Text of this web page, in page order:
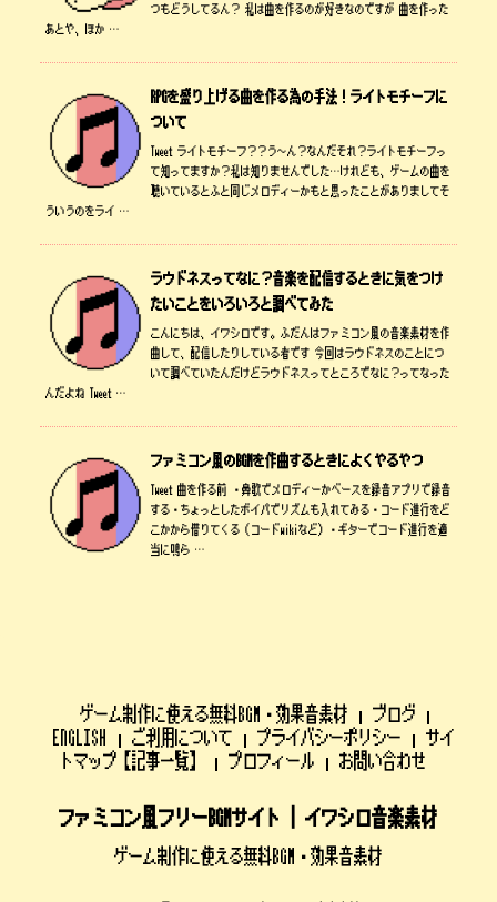
つもどうしてるん？ 私は曲を作るのが好きなのですが 曲を作った
あとや、ほか …
RPGを盛り上げる曲を作る為の手法！ライトモチーフに
ついて
Tweet ライトモチーフ？？う～ん？なんだそれ？ライトモチーフっ
て知ってますか？私は知りませんでした…けれども、ゲームの曲を
聴いているとふと同じメロディーかもと思ったことがありましてそ
ういうのをライ …
ラウドネスってなに？音楽を配信するときに気をつけ
たいことをいろいろと調べてみた
こんにちは、イワシロです。ふだんはファミコン風の音楽素材を作
曲して、配信したりしている者です 今回はラウドネスのことにつ
いて調べていたんだけどラウドネスってところでなに？ってなった
んだよね Tweet …
ファミコン風のBGMを作曲するときによくやるやつ
Tweet 曲を作る前 ・鼻歌でメロディーかベースを録音アプリで録音
する・ちょっとしたボイパでリズムも入れてみる・コード進行をど
こかから借りてくる（コードwikiなど）・ギターでコード進行を適
当に鳴ら …
ゲーム制作に使える無料BGM・効果音素材
ブログ
ENGLISH
ご利用について プライバシーポリシー
サイ
トマップ【記事一覧】
プロフィール お問い合わせ
ファミコン風フリーBGMサイト | イワシロ音楽素材
ゲーム制作に使える無料BGM・効果音素材